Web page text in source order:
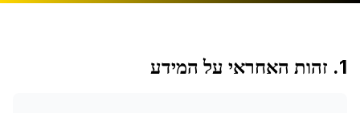
1. זהות האחראי על המידע